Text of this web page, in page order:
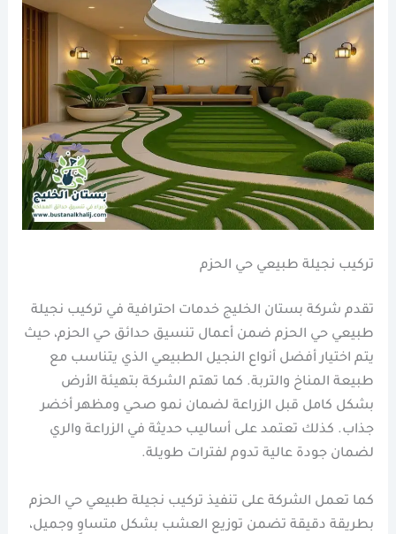
تركيب نجيلة طبيعي حي الحزم
تقدم شركة بستان الخليج خدمات احترافية في تركيب نجيلة
طبيعي حي الحزم ضمن أعمال تنسيق حدائق حي الحزم، حيث
يتم اختيار أفضل أنواع النجيل الطبيعي الذي يتناسب مع
طبيعة المناخ والتربة. كما تهتم الشركة بتهيئة الأرض
بشكل كامل قبل الزراعة لضمان نمو صحي ومظهر أخضر
جذاب. كذلك تعتمد على أساليب حديثة في الزراعة والري
لضمان جودة عالية تدوم لفترات طويلة.
كما تعمل الشركة على تنفيذ تركيب نجيلة طبيعي حي الحزم
بطريقة دقيقة تضمن توزيع العشب بشكل متساوٍ وجميل،